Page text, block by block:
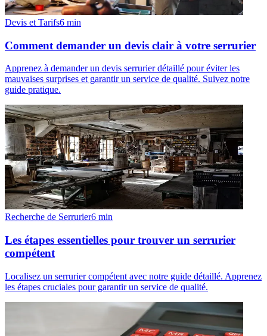
Devis et Tarifs6 min
Comment demander un devis clair à votre serrurier
Apprenez à demander un devis serrurier détaillé pour éviter les
mauvaises surprises et garantir un service de qualité. Suivez notre
guide pratique.
Recherche de Serrurier6 min
Les étapes essentielles pour trouver un serrurier
compétent
Localisez un serrurier compétent avec notre guide détaillé. Apprenez
les étapes cruciales pour garantir un service de qualité.